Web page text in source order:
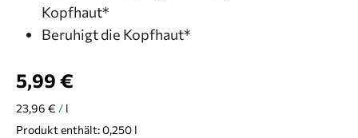
Kopfhaut*
Beruhigt die Kopfhaut*
5,99 €
23,96 € / l
Produkt enthält: 0,250 l